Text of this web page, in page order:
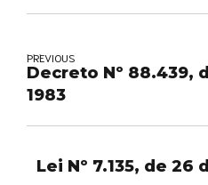
PREVIOUS
Decreto Nº 88.439,
1983
Lei Nº 7.135, de 26